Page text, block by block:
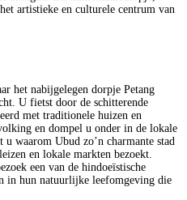
artistieke en culturele centrum van
het nabijgelegen dorpje Petang
U fietst door de schitterende
met traditionele huizen en
en dompel u onder in de lokale
waarom Ubud zo’n charmante stad
en lokale markten bezoekt.
een van de hindoeïstische
in hun natuurlijke leefomgeving die